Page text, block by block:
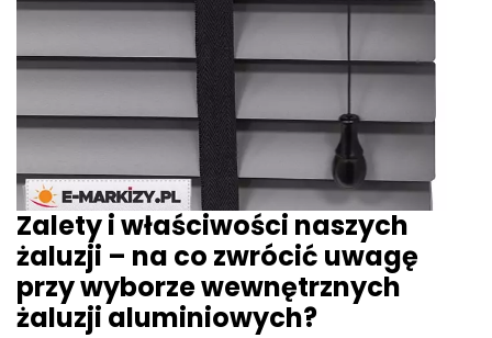
Zalety i właściwości naszych
żaluzji – na co zwrócić uwagę
przy wyborze wewnętrznych
żaluzji aluminiowych?